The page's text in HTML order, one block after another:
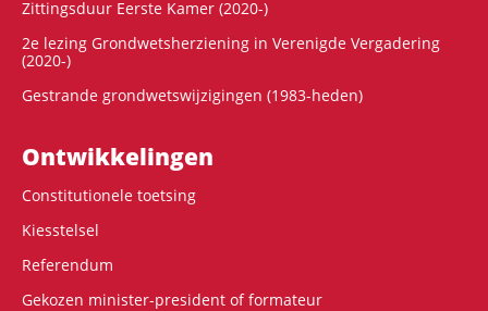
Zittingsduur Eerste Kamer (2020-)
2e lezing Grondwetsherziening in Verenigde Vergadering
(2020-)
Gestrande grondwetswijzigingen (1983-heden)
Ontwikke­lingen
Constitutionele toetsing
Kiesstelsel
Referendum
Gekozen minister-president of formateur